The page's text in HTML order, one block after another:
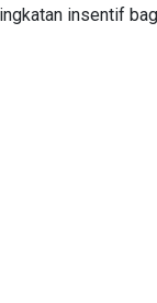
insentif